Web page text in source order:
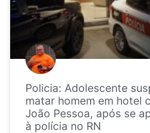
Policia: Adolescente
matar homem em hotel
João Pessoa, após se
à polícia no RN